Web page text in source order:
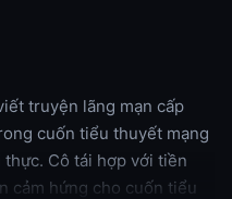
truyện lãng mạn cấp
cuốn tiểu thuyết mạng
Cô tái hợp với tiền
cảm hứng cho cuốn tiểu